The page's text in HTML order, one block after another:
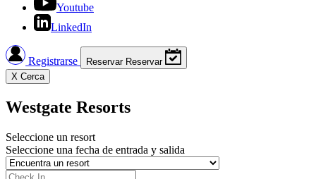
Youtube
LinkedIn
Registrarse Reservar Reservar
X Cerca
Westgate Resorts
Seleccione un resort
Seleccione una fecha de entrada y salida